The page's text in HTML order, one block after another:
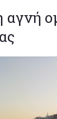
αγνή